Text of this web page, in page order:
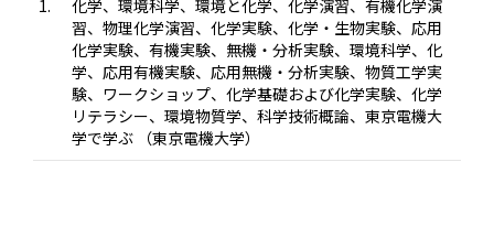
1.
化学、環境科学、環境と化学、化学演習、有機化学演
習、物理化学演習、化学実験、化学・生物実験、応用
化学実験、有機実験、無機・分析実験、環境科学、化
学、応用有機実験、応用無機・分析実験、物質工学実
験、ワークショップ、化学基礎および化学実験、化学
リテラシー、環境物質学、科学技術概論、東京電機大
学で学ぶ （東京電機大学）